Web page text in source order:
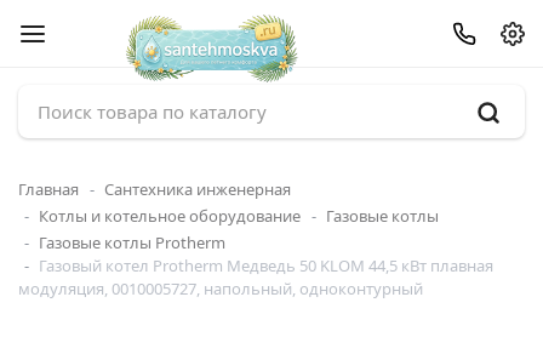
Главная
Сантехника инженерная
Котлы и котельное оборудование
Газовые котлы
Газовые котлы Protherm
Газовый котел Protherm Медведь 50 KLOM 44,5 кВт плавная
модуляция, 0010005727, напольный, одноконтурный